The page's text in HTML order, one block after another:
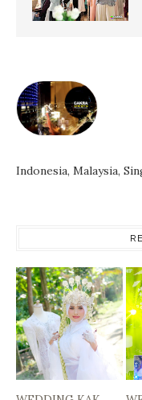
Indonesia, Malaysia,